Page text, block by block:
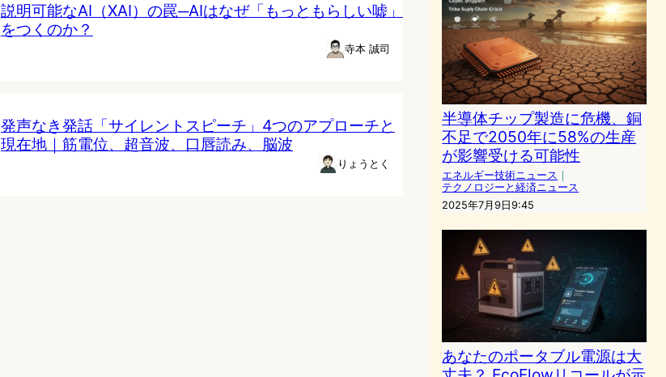
説明可能なAI（XAI）の罠─AIはなぜ「もっともらしい嘘」
をつくのか？
寺本 誠司
発声なき発話「サイレントスピーチ」4つのアプローチと
現在地｜筋電位、超音波、口唇読み、脳波
りょうとく
半導体チップ製造に危機、銅
不足で2050年に58%の生産
が影響受ける可能性
エネルギー技術ニュース ｜
テクノロジーと経済ニュース
2025年7月9日9:45
あなたのポータブル電源は大